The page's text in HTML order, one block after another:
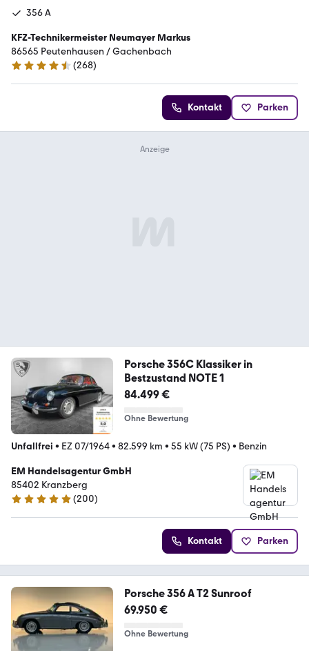
356 A
KFZ-Technikermeister Neumayer Markus
86565 Peutenhausen / Gachenbach
4.5 Sterne
(268)
Kontakt Parken
Porsche 356C Klassiker in
Bestzustand NOTE 1
84.499 €
Ohne Bewertung
Unfallfrei • EZ 07/1964• 82.599 km • 55 kW (75 PS) • Benzin
EM Handelsagentur GmbH
85402 Kranzberg
4.9 Sterne
(200)
Kontakt Parken
Porsche 356 A T2 Sunroof
69.950 €
Ohne Bewertung